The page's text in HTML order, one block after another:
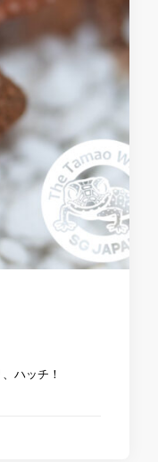
ハッチ！